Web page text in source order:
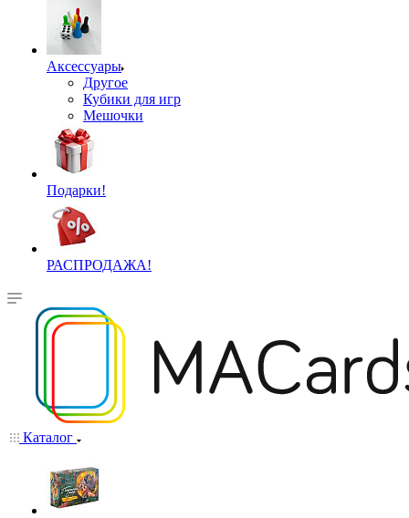
Аксессуары
Другое
Кубики для игр
Мешочки
Подарки!
РАСПРОДАЖА!
Каталог